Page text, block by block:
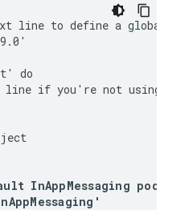
line if you're not using